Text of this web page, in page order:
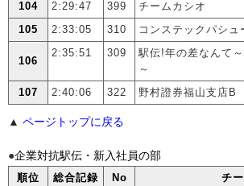
104
2:29:47 399
チームカシオ
105
2:33:05 310 コンステックパシュ
106
2:35:51 309
駅伝!年の差なんて
～
107
2:40:06 322 野村證券福山支店B
▲ ページトップに戻る
●企業対抗駅伝・新入社員の部
順位 総合記録 No
チ